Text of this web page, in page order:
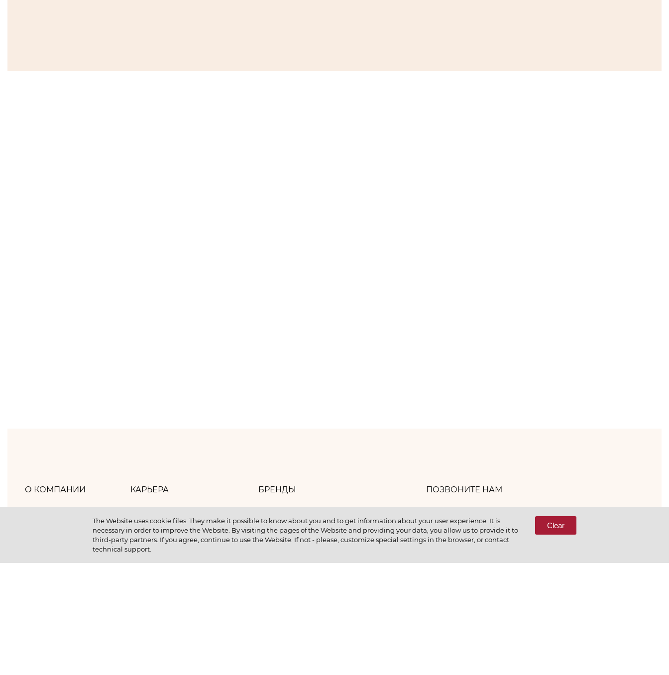
О КОМПАНИИ
Политика компании
КАРЬЕРА
Как мы отдыхаем
Как мы учимся
БРЕНДЫ
КОНТАКТЫ
ПОЗВОНИТЕ НАМ
8 (800) 333-65-66
The Website uses cookie files. They make it possible to know about you and to get information about your user experience. It is
necessary in order to improve the Website. By visiting the pages of the Website and providing your data, you allow us to provide it to
third-party partners. If you agree, continue to use the Website. If not - please, customize special settings in the browser, or contact
technical support.
Clear